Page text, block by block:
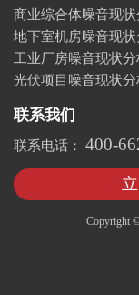
商业综合体噪音现状
地下室机房噪音现状
工业厂房噪音现状分
光伏项目噪音现状分
联系我们
联系电话： 400-
Copyright